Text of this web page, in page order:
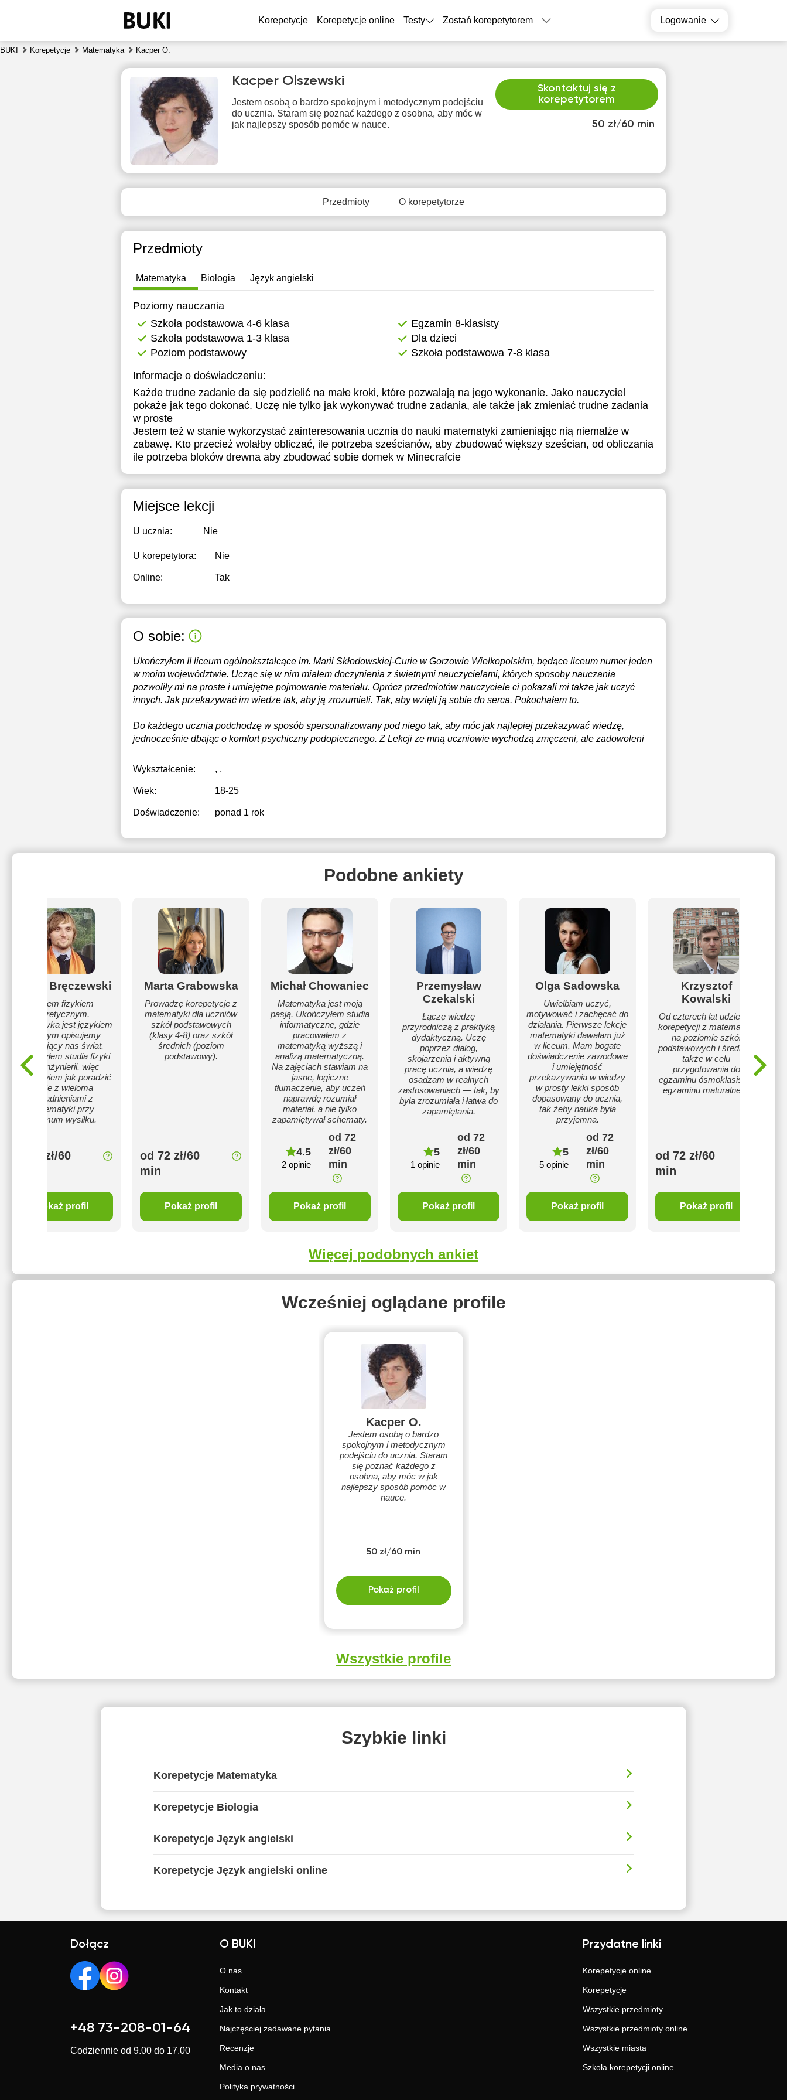
Korepetycje Korepetycje online Testy Zostań korepetytorem Logowanie
BUKI Korepetycje Matematyka Kacper O.
50 zł/60 min
Skontaktuj się z
korepetytorem
Kacper Olszewski
Jestem osobą o bardzo spokojnym i metodycznym podejściu
do ucznia. Staram się poznać każdego z osobna, aby móc w
jak najlepszy sposób pomóc w nauce.
Przedmioty O korepetytorze
Przedmioty
Matematyka Biologia Język angielski
Poziomy nauczania
Szkoła podstawowa 4-6 klasa
Egzamin 8-klasisty
Szkoła podstawowa 1-3 klasa
Dla dzieci
Poziom podstawowy
Szkoła podstawowa 7-8 klasa
Informacje o doświadczeniu:
Każde trudne zadanie da się podzielić na małe kroki, które pozwalają na jego wykonanie. Jako nauczyciel
pokaże jak tego dokonać. Uczę nie tylko jak wykonywać trudne zadania, ale także jak zmieniać trudne zadania
w proste
Jestem też w stanie wykorzystać zainteresowania ucznia do nauki matematyki zamieniając nią niemalże w
zabawę. Kto przecież wolałby obliczać, ile potrzeba sześcianów, aby zbudować większy sześcian, od obliczania
ile potrzeba bloków drewna aby zbudować sobie domek w Minecrafcie
Miejsce lekcji
U ucznia: Nie
U korepetytora: Nie
Online: Tak
O sobie:
Ukończyłem II liceum ogólnokształcące im. Marii Skłodowskiej-Curie w Gorzowie Wielkopolskim, będące liceum numer jeden
w moim województwie. Ucząc się w nim miałem doczynienia z świetnymi nauczycielami, których sposoby nauczania
pozwoliły mi na proste i umiejętne pojmowanie materiału. Oprócz przedmiotów nauczyciele ci pokazali mi także jak uczyć
innych. Jak przekazywać im wiedze tak, aby ją zrozumieli. Tak, aby wzięli ją sobie do serca. Pokochałem to.
Do każdego ucznia podchodzę w sposób spersonalizowany pod niego tak, aby móc jak najlepiej przekazywać wiedzę,
jednocześnie dbając o komfort psychiczny podopiecznego. Z Lekcji ze mną uczniowie wychodzą zmęczeni, ale zadowoleni
Wykształcenie: , ,
Wiek: 18-25
Doświadczenie: ponad 1 rok
Podobne ankiety
Jakub Bręczewski
Jestem fizykiem
teoretycznym.
Matematyka jest językiem
w którym opisujemy
otaczający nas świat.
Skończyłem studia fizyki
oraz inżynierii, więc
dobrze wiem jak poradzić
sobie z wieloma
zagadnieniami z
matematyki przy
minimum wysiłku.
od 72 zł/60
Pokaż profil
Marta Grabowska
Prowadzę korepetycje z
matematyki dla uczniów
szkół podstawowych
(klasy 4-8) oraz szkół
średnich (poziom
podstawowy).
od 72 zł/60
min
Pokaż profil
Michał Chowaniec
Matematyka jest moją
pasją. Ukończyłem studia
informatyczne, gdzie
pracowałem z
matematyką wyższą i
analizą matematyczną.
Na zajęciach stawiam na
jasne, logiczne
tłumaczenie, aby uczeń
naprawdę rozumiał
materiał, a nie tylko
zapamiętywał schematy.
4.5
2 opinie
od 72
zł/60
min
Pokaż profil
Przemysław
Czekalski
Łączę wiedzę
przyrodniczą z praktyką
dydaktyczną. Uczę
poprzez dialog,
skojarzenia i aktywną
pracę ucznia, a wiedzę
osadzam w realnych
zastosowaniach — tak, by
była zrozumiała i łatwa do
zapamiętania.
5
1 opinie
od 72
zł/60
min
Pokaż profil
Olga Sadowska
Uwielbiam uczyć,
motywować i zachęcać do
działania. Pierwsze lekcje
matematyki dawałam już
w liceum. Mam bogate
doświadczenie zawodowe
i umiejętność
przekazywania w wiedzy
w prosty lekki sposób
dopasowany do ucznia,
tak żeby nauka była
przyjemna.
5
5 opinie
od 72
zł/60
min
Pokaż profil
Krzysztof
Kowalski
Od czterech lat udzielam
korepetycji z matematyki
na poziomie szkół
podstawowych i średnich
także w celu
przygotowania do
egzaminu ósmoklasisty i
egzaminu maturalnego
od 72 zł/60
min
Pokaż profil
Więcej podobnych ankiet
Wcześniej oglądane profile
Kacper O.
Jestem osobą o bardzo
spokojnym i metodycznym
podejściu do ucznia. Staram
się poznać każdego z
osobna, aby móc w jak
najlepszy sposób pomóc w
nauce.
50 zł/60 min
Pokaż profil
Wszystkie profile
Szybkie linki
Korepetycje Matematyka
Korepetycje Biologia
Korepetycje Język angielski
Korepetycje Język angielski online
czw
6
7
8
9
10
11
12
18:00 10:30
11:30
12:30
13:00
14:00
14:30
15:00
15:30
16:00
10:30
14:30
15:00
10:30
12:30
13:00
14:00
14:30
15:00
Brak
dostępnych
dostępnych
dostępnych
Dołącz
+48 73-208-01-64
Codziennie od 9.00 do 17.00
O BUKI
O nas
Kontakt
Jak to działa
Najczęściej zadawane pytania
Recenzje
Media o nas
Polityka prywatności
Przydatne linki
Korepetycje online
Korepetycje
Wszystkie przedmioty
Wszystkie przedmioty online
Wszystkie miasta
Szkoła korepetycji online